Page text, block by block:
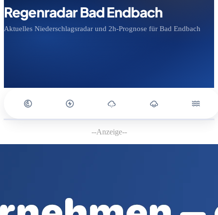
Regenradar Bad Endbach
Aktuelles Niederschlagsradar und 2h-Prognose für Bad Endbach
--Anzeige--